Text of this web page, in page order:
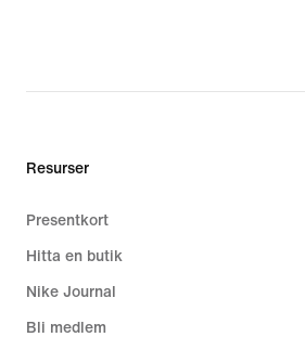
Resurser
Presentkort
Hitta en butik
Nike Journal
Bli medlem